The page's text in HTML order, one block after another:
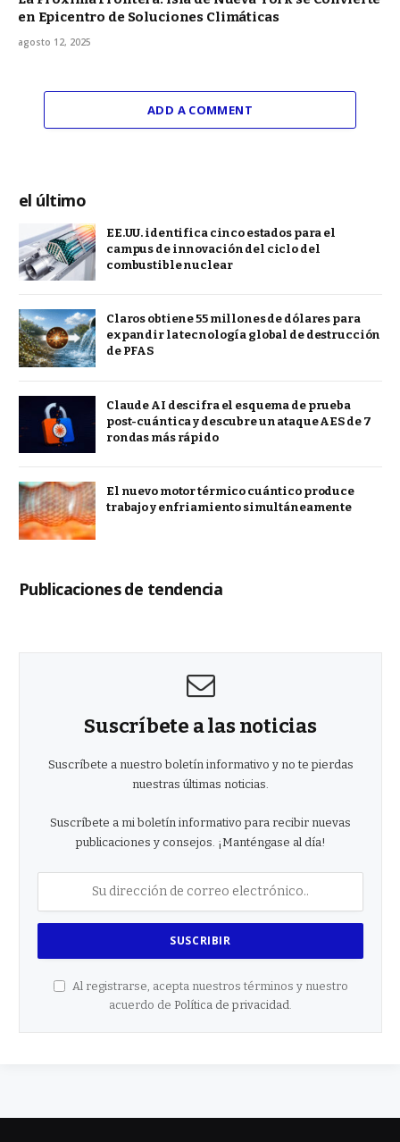
en Epicentro de Soluciones Climáticas
agosto 12, 2025
ADD A COMMENT
el último
EE.UU. identifica cinco estados para el
campus de innovación del ciclo del
combustible nuclear
Claros obtiene 55 millones de dólares para
expandir la tecnología global de destrucción
de PFAS
Claude AI descifra el esquema de prueba
post-cuántica y descubre un ataque AES de 7
rondas más rápido
El nuevo motor térmico cuántico produce
trabajo y enfriamiento simultáneamente
Publicaciones de tendencia
Suscríbete a las noticias
Suscríbete a nuestro boletín informativo y no te pierdas
nuestras últimas noticias.
Suscríbete a mi boletín informativo para recibir nuevas
publicaciones y consejos. ¡Manténgase al día!
Al registrarse, acepta nuestros términos y nuestro
acuerdo de Política de privacidad